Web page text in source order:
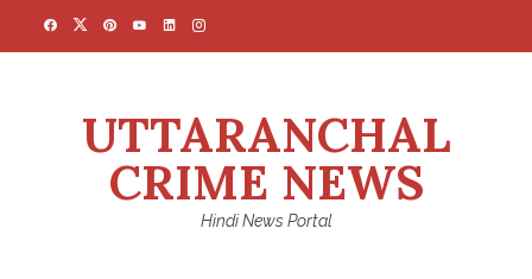
UTTARANCHAL
CRIME NEWS
Hindi News Portal